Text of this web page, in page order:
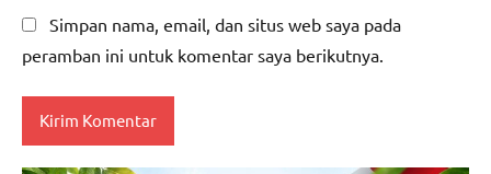
Simpan nama, email, dan situs web saya pada
peramban ini untuk komentar saya berikutnya.